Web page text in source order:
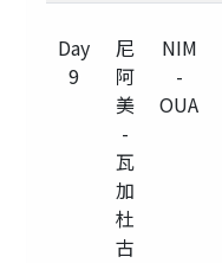
Day
9
尼
阿
美
-
瓦
加
杜
古
NIM
-
OUA